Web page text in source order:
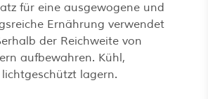
für eine ausgewogene und
Ernährung verwendet
der Reichweite von
aufbewahren. Kühl,
lagern.